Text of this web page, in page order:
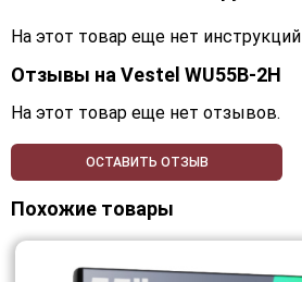
На этот товар еще нет инструкций
Отзывы наVestel WU55B-2H
На этот товар еще нет отзывов.
ОСТАВИТЬ ОТЗЫВ
Похожие товары